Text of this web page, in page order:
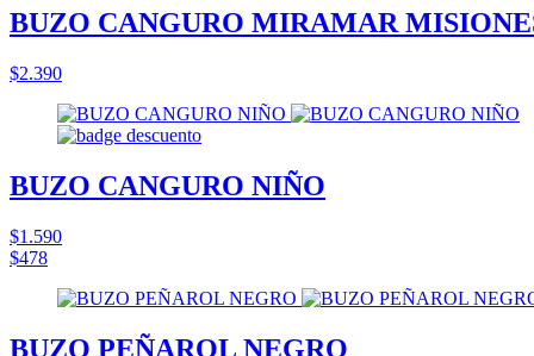
BUZO CANGURO MIRAMAR
$2.390
BUZO CANGURO NIÑO
$1.590
$478
BUZO PEÑAROL NEGRO